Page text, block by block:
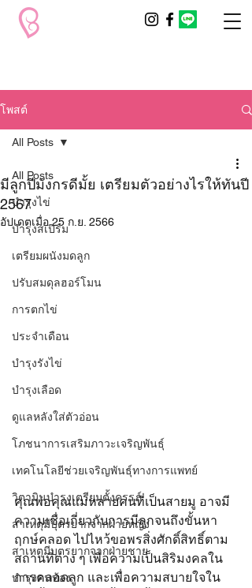
โพสต์
All Posts
บำรุงไข่
บำรุงสเปิร์ม
เตรียมผนังมดลูก
ปรับสมดุลฮอร์โมน
การตกไข่
ประจำเดือน
บำรุงรังไข่
บำรุงเลือด
ดูแลหลังใส่ตัวอ่อน
โภชนาการเสริมภาวะเจริญพันธุ์
เทคโนโลยีช่วยเจริญพันธุ์ทางการแพทย์
วิตามินบำรุงเตรียมตั้งครรภ์
สาเหตุมีบุตรยากจากฝ่ายหญิง
สาเหตุมีบุตรยากจากฝ่ายชาย
บำรุงคนท้อง
All Posts
มีลูกปีมังกรดีมั้ย เตรียมตัวอย่างไรให้ทันปี
2567
อัปเดตเมื่อ25 ก.ย. 2566
คุณพ่อคุณแม่หลายคนที่เป็นสายมู อาจมี
ความเชื่อเกี่ยวกับการมีลูกจนถึงขั้นหา
ฤกษ์คลอด ไปไหว้ขอพรสิ่งศักดิ์สิทธิ์ตาม
สถานที่ต่าง ๆ เพื่อความเป็นสิริมงคลใน
การคลอดลูก และเพื่อความสบายใจใน